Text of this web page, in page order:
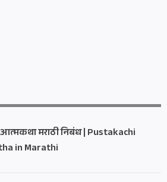
मराठी निबंध | Pustakachi
in Marathi